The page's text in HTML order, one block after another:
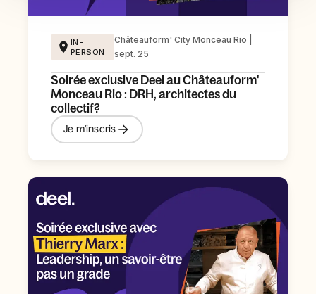
IN-
PERSON
Châteauform' City Monceau Rio |
sept. 25
Soirée exclusive Deel au Châteauform'
Monceau Rio : DRH, architectes du
collectif?
Je m'inscris